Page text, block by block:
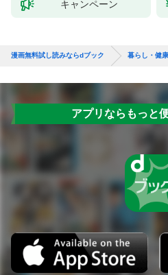
キャンペーン
漫画無料試し読みならdブック 暮らし・健
アプリならもっと